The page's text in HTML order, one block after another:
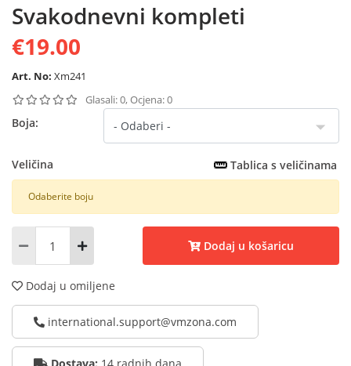
Svakodnevni kompleti
€19.00
Art. No: Xm241
Glasali: 0, Ocjena: 0
Boja:
Veličina Tablica s veličinama
Odaberite boju
Dodaj u košaricu
Dodaj u omiljene
international.support@vmzona.com